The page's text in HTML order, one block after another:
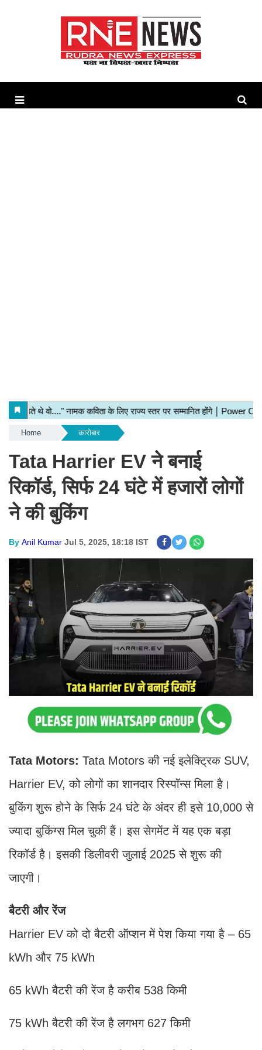
Home कारोबार
Tata Harrier EV ने बनाई
रिकॉर्ड, सिर्फ 24 घंटे में हजारों लोगों
ने की बुकिंग
By Anil Kumar Jul 5, 2025, 18:18 IST
Tata Motors: Tata Motors की नई इलेक्ट्रिक SUV,
Harrier EV, को लोगों का शानदार रिस्पॉन्स मिला है।
बुकिंग शुरू होने के सिर्फ 24 घंटे के अंदर ही इसे 10,000 से
ज्यादा बुकिंग्स मिल चुकी हैं। इस सेगमेंट में यह एक बड़ा
रिकॉर्ड है। इसकी डिलीवरी जुलाई 2025 से शुरू की
जाएगी।
बैटरी और रेंज
Harrier EV को दो बैटरी ऑप्शन में पेश किया गया है – 65
kWh और 75 kWh
65 kWh बैटरी की रेंज है करीब 538 किमी
75 kWh बैटरी की रेंज है लगभग 627 किमी